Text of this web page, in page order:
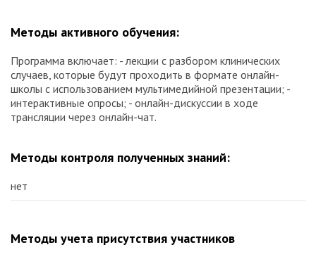
Методы активного обучения:
Программа включает: - лекции с разбором клинических
случаев, которые будут проходить в формате онлайн-
школы с использованием мультимедийной презентации; -
интерактивные опросы; - онлайн-дискуссии в ходе
трансляции через онлайн-чат.
Методы контроля полученных знаний:
нет
Методы учета присутствия участников